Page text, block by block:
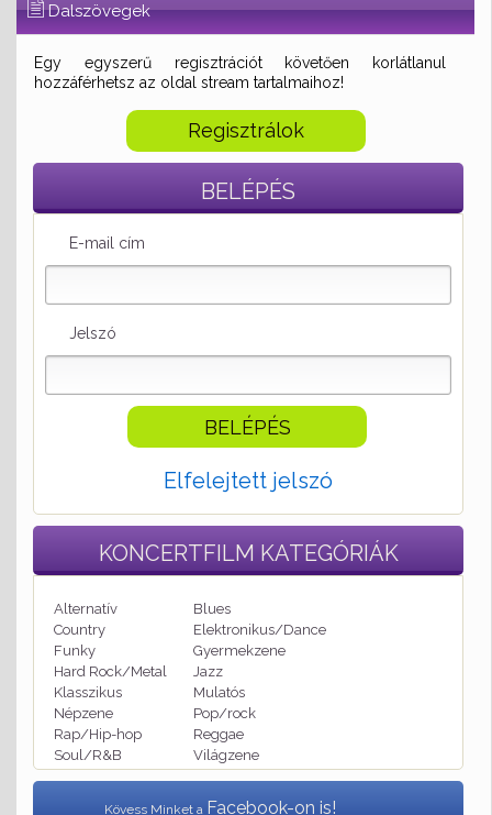
Dalszövegek
Egy egyszerű regisztrációt követően korlátlanul
hozzáférhetsz az oldal stream tartalmaihoz!
Regisztrálok
BELÉPÉS
E-mail cím
Jelszó
Elfelejtett jelszó
KONCERTFILM KATEGÓRIÁK
Alternatív
Blues
Country
Elektronikus/Dance
Funky
Gyermekzene
Hard Rock/Metal
Jazz
Klasszikus
Mulatós
Népzene
Pop/rock
Rap/Hip-hop
Reggae
Soul/R&B
Világzene
Kövess Minket a Facebook-on is!